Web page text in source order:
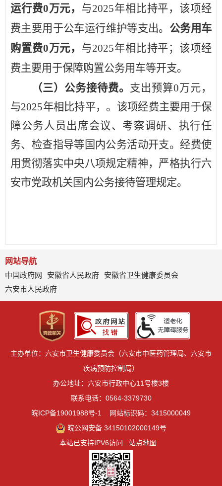
运行费0万元， 与2025年相比持平，该项经
费主要用于公车运行维护等支出。 公务用车
购置费0万元， 与2025年相比持平； 该项经
费主要用于保障购置公务用车等开支。
（三）公务接待费。 支出预算0万元，
与2025年相比持平，。该项经费主要用于保
障公务人员出席会议、考察调研、执行任
务、检查指导等国内公务活动开支。经费使
用贯彻落实中央八项规定精神， 严格执行六
安市党政机关国内公务接待管理规定。
网站导航
中国政府网
安徽省人民政府
安徽省卫生健康委员会
六安市人民政府
主办单位：六安市卫生健康委员会（六安市中医药管理局、六安市
疾病预防控制局）
办公地址：六安市行政中心11号楼3楼
联系电话：0564-3379730
皖ICP备19001988号-1
网站标识码：3415000049
皖公网安备 34150102000149号
本站已支持IPV6访问
站点地图